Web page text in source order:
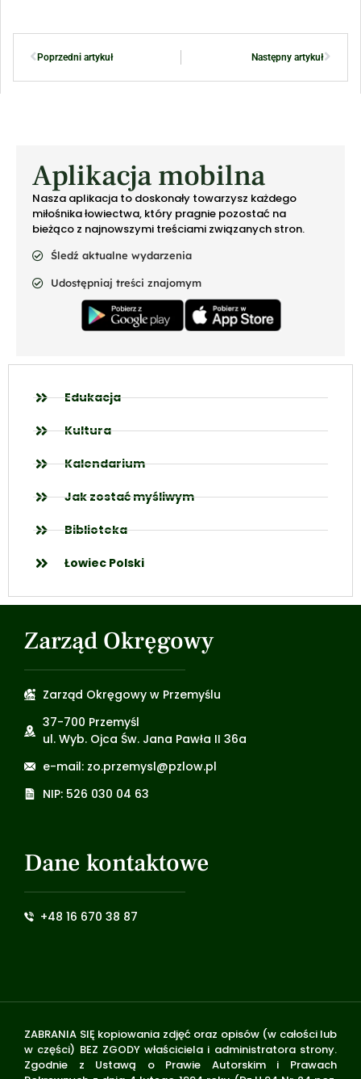
Poprzedni artykuł Następny artykuł
Aplikacja mobilna
Nasza aplikacja to doskonały towarzysz każdego
miłośnika łowiectwa, który pragnie pozostać na
bieżąco z najnowszymi treściami związanych stron.
Śledź aktualne wydarzenia
Udostępniaj treści znajomym
Edukacja
Kultura
Kalendarium
Jak zostać myśliwym
Biblioteka
Łowiec Polski
Zarząd Okręgowy
Zarząd Okręgowy w Przemyślu
37-700 Przemyśl
ul. Wyb. Ojca Św. Jana Pawła II 36a
e-mail: zo.przemysl@pzlow.pl
NIP: 526 030 04 63
Dane kontaktowe
+48 16 670 38 87
ZABRANIA SIĘ kopiowania zdjęć oraz opisów (w całości lub
w części) BEZ ZGODY właściciela i administratora strony.
Zgodnie z Ustawą o Prawie Autorskim i Prawach